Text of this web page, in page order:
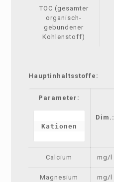
TOC (gesamter
organisch-
gebundener
Kohlenstoff)
Hauptinhaltsstoffe:
Parameter:
Kationen
Dim.:
Calcium mg/l
Magnesium mg/l